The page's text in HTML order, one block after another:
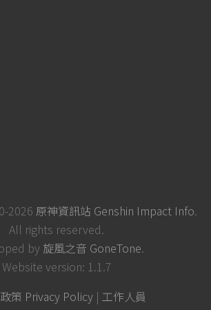
2026 原神資訊站 Genshin Impact Info.
All rights reserved.
by 旋風之音 GoneTone.
Website version: 1.1.7
策 Privacy Policy | 工作人員